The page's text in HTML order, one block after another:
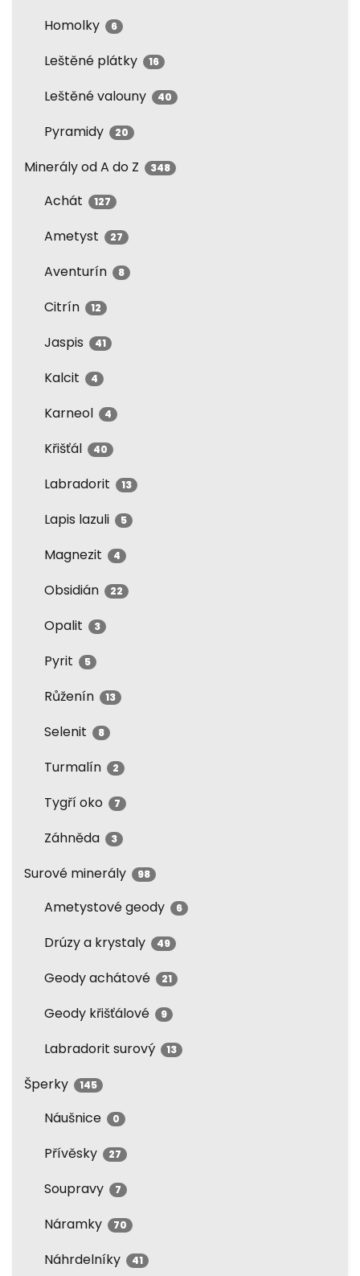
Homolky 6
Leštěné plátky 16
Leštěné valouny 40
Pyramidy 20
Minerály od A do Z 348
Achát 127
Ametyst 27
Aventurín 8
Citrín 12
Jaspis 41
Kalcit 4
Karneol 4
Křišťál 40
Labradorit 13
Lapis lazuli 5
Magnezit 4
Obsidián 22
Opalit 3
Pyrit 5
Růženín 13
Selenit 8
Turmalín 2
Tygří oko 7
Záhněda 3
Surové minerály 98
Ametystové geody 6
Drúzy a krystaly 49
Geody achátové 21
Geody křišťálové 9
Labradorit surový 13
Šperky 145
Náušnice 0
Přívěsky 27
Soupravy 7
Náramky 70
Náhrdelníky 41